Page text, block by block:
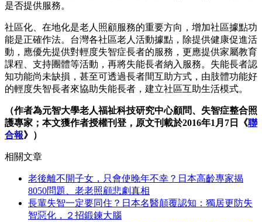
是否提供服務。
社區化、在地化是老人照顧服務的重要方向，增加社區據點功
能是正確作法。台灣各社區老人活動據點，除提供健康促進活
動，應優先提供對輕度失智症長者的服務，更應提供家屬教育
課程、支持團體等活動，再將失能長者納入服務。失能長者認
知功能尚未缺損，甚至可透過長者間互助方式，由肢體功能好
的輕度失智長者來協助失能長者，建立社區互助生活模式。
（作者為元智大學老人福祉科技研究中心顧問、失智症整合照
護專家；本文獲作者授權刊登，原文刊載於2016年1月7日《聯
合報》）
相關文章
老後離不開子女，只會使晚年不幸？日本高齡專家揭
8050問題、老老照顧悲劇真相
長輩失智一定要同住？日本名醫顛覆認知：獨居更防失
智惡化，２招鍛鍊大腦